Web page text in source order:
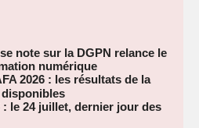
note sur la DGPN relance le
numérique
2026 : les résultats de la
: le 24 juillet, dernier jour des